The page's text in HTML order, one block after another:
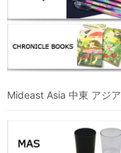
Mideast Asia 中東 アジア